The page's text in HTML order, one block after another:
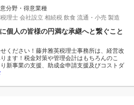
分野・得意業種
理士会社設立 相続税 飲食 流通・小売 製造
個人の皆様の円満な承継へと繋ぐこと
ください！藤井雅英税理士事務所は、経営改
ます！税金対策や管理会計はもちろんのこ
新事業の支援、助成金申請支援及びコストダ